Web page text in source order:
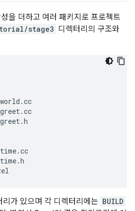
을 더하고 여러 패키지로 프로젝트
stage3 디렉터리의 구조와
가 있으며 각 디렉터리에는 BUILD